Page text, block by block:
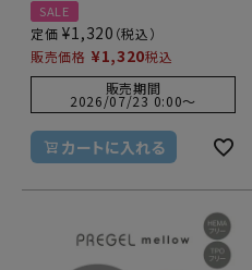
SALE
定価 ¥1,320
販売価格 ¥1,320税込
販売期間
2026/07/23 0:00〜
カートに入れる